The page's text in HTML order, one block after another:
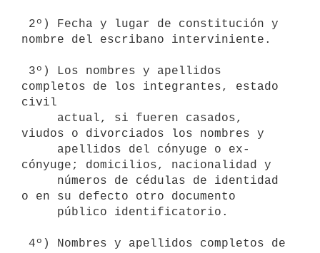
nombre del escribano interviniente.
completos de los integrantes, estado
civil
viudos o divorciados los nombres y
cónyuge; domicilios, nacionalidad y
o en su defecto otro documento